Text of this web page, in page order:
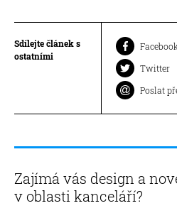
Sdílejte článek s
ostatními
Twitter
Poslat
Zajímá vás design a
v oblasti kanceláří?